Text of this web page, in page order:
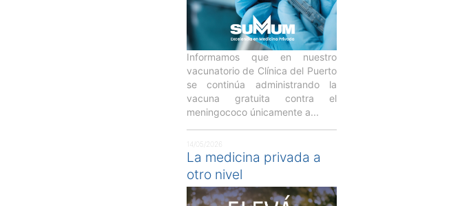
Informamos que en nuestro
vacunatorio de Clínica del Puerto
se continúa administrando la
vacuna gratuita contra el
meningococo únicamente a...
14/05/2026
La medicina privada a
otro nivel